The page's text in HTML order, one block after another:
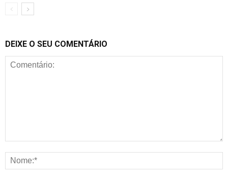
DEIXE O SEU COMENTÁRIO